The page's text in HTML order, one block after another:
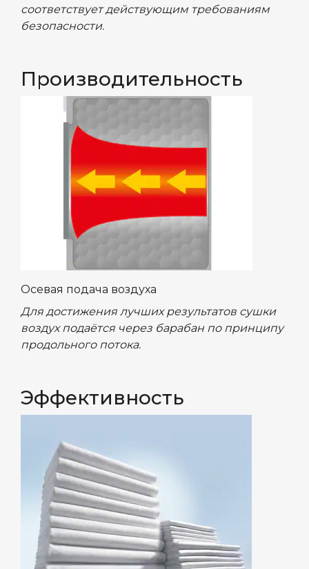
соответствует действующим требованиям
безопасности.
Производительность
Осевая подача воздуха
Для достижения лучших результатов сушки
воздух подаётся через барабан по принципу
продольного потока.
Эффективность